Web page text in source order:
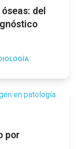
del
por